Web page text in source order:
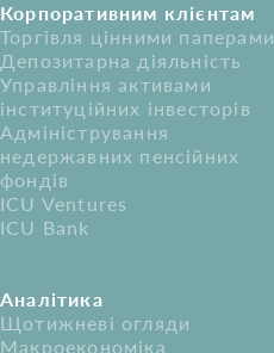
Корпоративним клієнтам
Торгівля цінними паперами
Депозитарна діяльність
Управління активами
інституційних інвесторів
Адміністрування
недержавних пенсійних
фондів
ICU Ventures
ICU Bank
Аналітика
Щотижневі огляди
Макроекономіка